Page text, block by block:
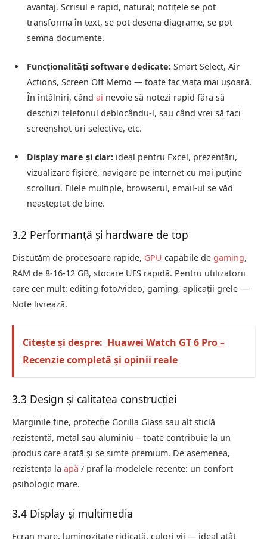
avantaj. Scrisul e rapid, natural; notițele se pot
transforma în text, se pot desena diagrame, se pot
semna documente.
Funcționalități software dedicate: Smart Select, Air
Actions, Screen Off Memo — toate fac viața mai ușoară.
În întâlniri, când ai nevoie să notezi rapid fără să
deschizi telefonul deblocându‑l, sau când vrei să faci
screenshot‑uri selective, etc.
Display mare și clar: ideal pentru Excel, prezentări,
vizualizare fișiere, navigare pe internet cu mai puține
scrolluri. Filele multiple, browserul, email‑ul se văd
neașteptat de bine.
3.2 Performanță și hardware de top
Discutăm de procesoare rapide, GPU capabile de gaming,
RAM de 8‑16‑12 GB, stocare UFS rapidă. Pentru utilizatorii
care cer mult: editing foto/video, gaming, aplicații grele —
Note livrează.
Citește și despre: Huawei Watch GT 6 Pro –
Recenzie completă și opinii reale
3.3 Design și calitatea construcției
Marginile fine, protecție Gorilla Glass sau alt sticlă
rezistentă, metal sau aluminiu – toate contribuie la un
produs care arată și se simte premium. De asemenea,
rezistența la apă / praf la modelele recente: un confort
psihologic mare.
3.4 Display și multimedia
Ecran mare, luminozitate ridicată, culori vii — ideal atât